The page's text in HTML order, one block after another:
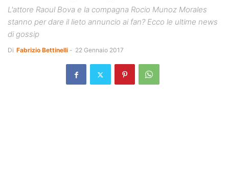
L'attore Raoul Bova e la compagna Rocio Munoz Morales
stanno per dare il lieto annuncio ai fan? Ecco le ultime news
di gossip
Di Fabrizio Bettinelli - 22 Gennaio 2017